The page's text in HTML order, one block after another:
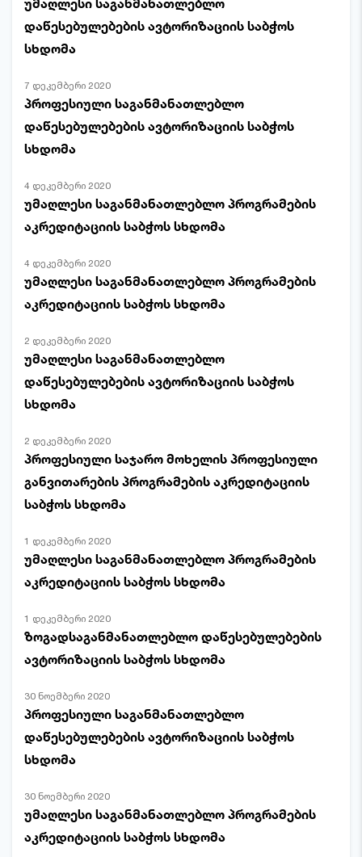
დაწესებულებების ავტორიზაციის საბჭოს
სხდომა
7 დეკემბერი 2020
პროფესიული საგანმანათლებლო
დაწესებულებების ავტორიზაციის საბჭოს
სხდომა
4 დეკემბერი 2020
უმაღლესი საგანმანათლებლო პროგრამების
აკრედიტაციის საბჭოს სხდომა
4 დეკემბერი 2020
უმაღლესი საგანმანათლებლო პროგრამების
აკრედიტაციის საბჭოს სხდომა
2 დეკემბერი 2020
უმაღლესი საგანმანათლებლო
დაწესებულებების ავტორიზაციის საბჭოს
სხდომა
2 დეკემბერი 2020
პროფესიული საჯარო მოხელის პროფესიული
განვითარების პროგრამების აკრედიტაციის
საბჭოს სხდომა
1 დეკემბერი 2020
უმაღლესი საგანმანათლებლო პროგრამების
აკრედიტაციის საბჭოს სხდომა
1 დეკემბერი 2020
ზოგადსაგანმანათლებლო დაწესებულებების
ავტორიზაციის საბჭოს სხდომა
30 ნოემბერი 2020
პროფესიული საგანმანათლებლო
დაწესებულებების ავტორიზაციის საბჭოს
სხდომა
30 ნოემბერი 2020
უმაღლესი საგანმანათლებლო პროგრამების
აკრედიტაციის საბჭოს სხდომა